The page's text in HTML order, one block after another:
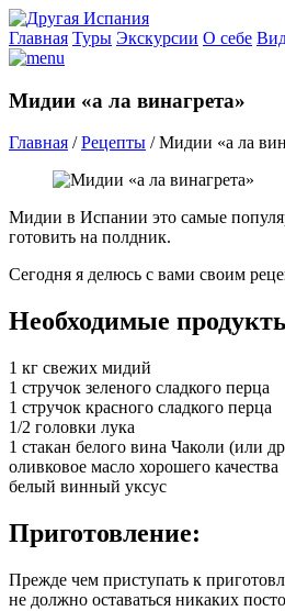
Главная Туры Экскурсии О себе
Мидии «а ла винагрета»
Главная /Рецепты /Мидии «а ла
Мидии в Испании это самые
готовить на полдник.
Сегодня я делюсь с вами своим
Необходимые
1 кг свежих мидий
1 стручок зеленого сладкого перца
1 стручок красного сладкого перца
1/2 головки лука
1 стакан белого вина Чаколи (или
оливковое масло хорошего качества
белый винный уксус
Приготовление:
Прежде чем приступать к
не должно оставаться никаких